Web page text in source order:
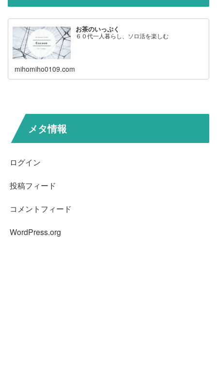
お茶のいっぷく
６０代一人暮らし、ソロ活を楽しむ
mihomiho0109.com
メタ情報
ログイン
投稿フィード
コメントフィード
WordPress.org